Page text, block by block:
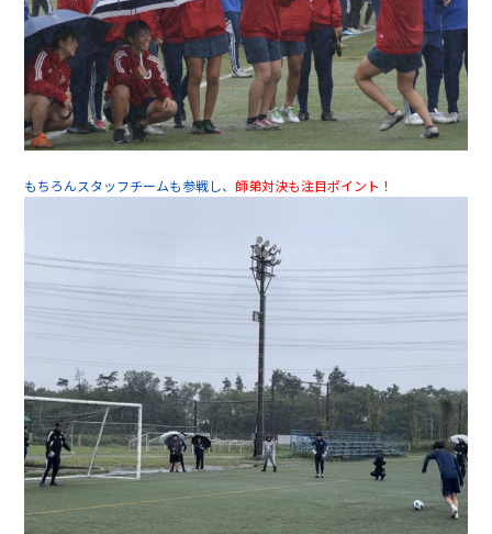
もちろんスタッフチームも参戦し、師弟対決も注目ポイント！